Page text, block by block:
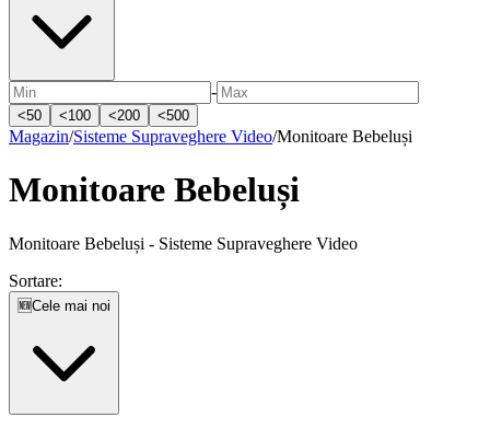
-
<50 <100 <200 <500
Magazin/Sisteme Supraveghere Video/Monitoare Bebeluși
Monitoare Bebeluși
Monitoare Bebeluși - Sisteme Supraveghere Video
Sortare:
🆕Cele mai noi